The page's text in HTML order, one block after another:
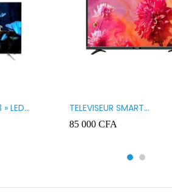
» LED
TELEVISEUR SMART
TECHNOLOGY 32 » SMART
32STT5032SA
85 000 CFA